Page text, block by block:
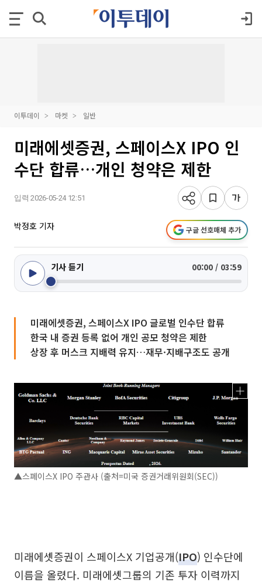
이투데이 마켓 일반
미래에셋증권, 스페이스X IPO 인
수단 합류…개인 청약은 제한
입력 2026-05-24 12:51
박정호 기자 구글 선호매체 추가
기사 듣기 00:00 / 03:59
미래에셋증권, 스페이스X IPO 글로벌 인수단 합류
한국 내 증권 등록 없어 개인 공모 청약은 제한
상장 후 머스크 지배력 유지…재무·지배구조도 공개
▲스페이스X IPO 주관사 (출처=미국 증권거래위원회(SEC))
미래에셋증권이 스페이스X 기업공개(IPO) 인수단에
이름을 올렸다. 미래에셋그룹의 기존 투자 이력까지